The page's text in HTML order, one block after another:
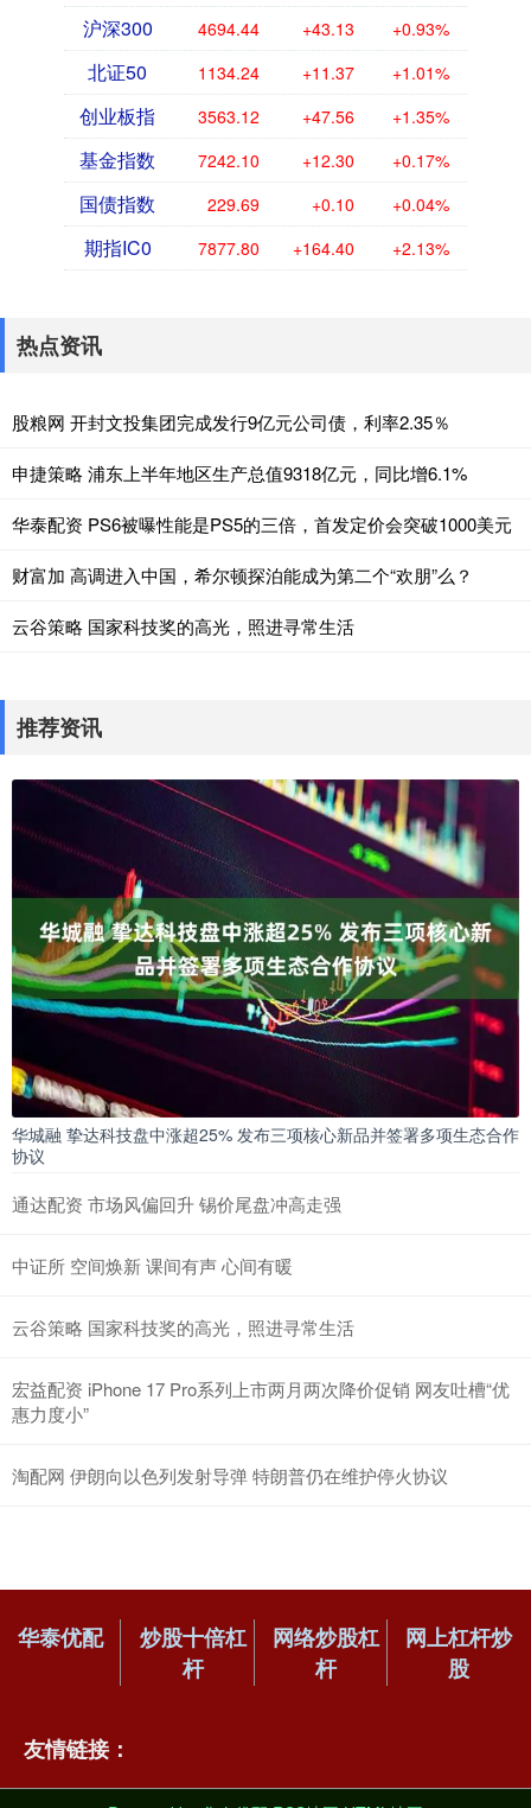
沪深300 4694.44 +43.13 +0.93%
北证50 1134.24 +11.37 +1.01%
创业板指 3563.12 +47.56 +1.35%
基金指数 7242.10 +12.30 +0.17%
国债指数 229.69 +0.10 +0.04%
期指IC0 7877.80 +164.40 +2.13%
热点资讯
股粮网 开封文投集团完成发行9亿元公司债，利率2.35％
申捷策略 浦东上半年地区生产总值9318亿元，同比增6.1%
华泰配资 PS6被曝性能是PS5的三倍，首发定价会突破1000美元
财富加 高调进入中国，希尔顿探泊能成为第二个“欢朋”么？
云谷策略 国家科技奖的高光，照进寻常生活
推荐资讯
华城融 挚达科技盘中涨超25% 发布三项核心新品并签署多项生态合作
协议
通达配资 市场风偏回升 锡价尾盘冲高走强
中证所 空间焕新 课间有声 心间有暖
云谷策略 国家科技奖的高光，照进寻常生活
宏益配资 iPhone 17 Pro系列上市两月两次降价促销 网友吐槽“优
惠力度小”
淘配网 伊朗向以色列发射导弹 特朗普仍在维护停火协议
华泰优配
炒股十倍杠
杆
网络炒股杠
杆
网上杠杆炒
股
友情链接：